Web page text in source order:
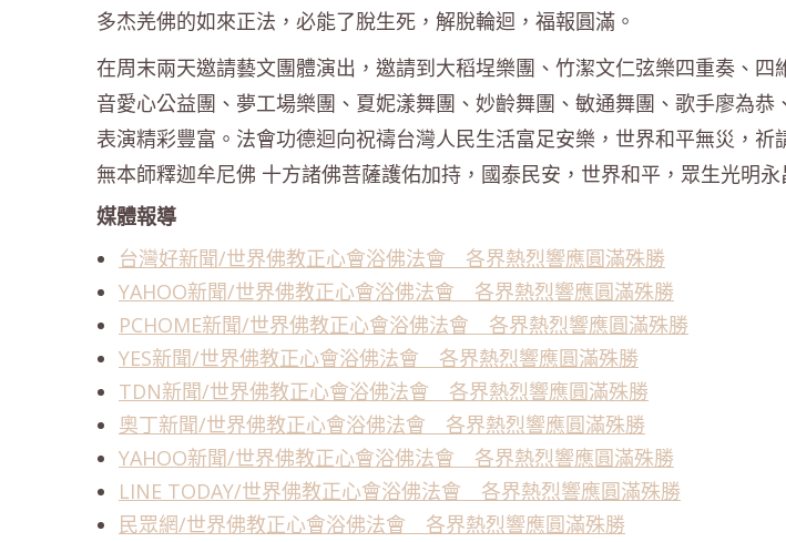
多杰羌佛的如來正法，必能了脫生死，解脫輪迴，福報圓滿。
在周末兩天邀請藝文團體演出，邀請到大稻埕樂團、竹潔文仁弦樂四重奏、四
音愛心公益團、夢工場樂團、夏妮漾舞團、妙齡舞團、敏通舞團、歌手廖為恭
表演精彩豐富。法會功德迴向祝禱台灣人民生活富足安樂，世界和平無災，祈
無本師釋迦牟尼佛 十方諸佛菩薩護佑加持，國泰民安，世界和平，眾生光明永
媒體報導
台灣好新聞/世界佛教正心會浴佛法會 各界熱烈響應圓滿殊勝
YAHOO新聞/世界佛教正心會浴佛法會 各界熱烈響應圓滿殊勝
PCHOME新聞/世界佛教正心會浴佛法會 各界熱烈響應圓滿殊勝
YES新聞/世界佛教正心會浴佛法會 各界熱烈響應圓滿殊勝
TDN新聞/世界佛教正心會浴佛法會 各界熱烈響應圓滿殊勝
奧丁新聞/世界佛教正心會浴佛法會 各界熱烈響應圓滿殊勝
YAHOO新聞/世界佛教正心會浴佛法會 各界熱烈響應圓滿殊勝
LINE TODAY/世界佛教正心會浴佛法會 各界熱烈響應圓滿殊勝
民眾網/世界佛教正心會浴佛法會 各界熱烈響應圓滿殊勝